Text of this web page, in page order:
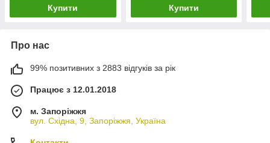
Купити Купити
Про нас
99% позитивних з 2883 відгуків за рік
Працює з 12.01.2018
м. Запоріжжя
вул. Східна, 9, Запоріжжя, Україна